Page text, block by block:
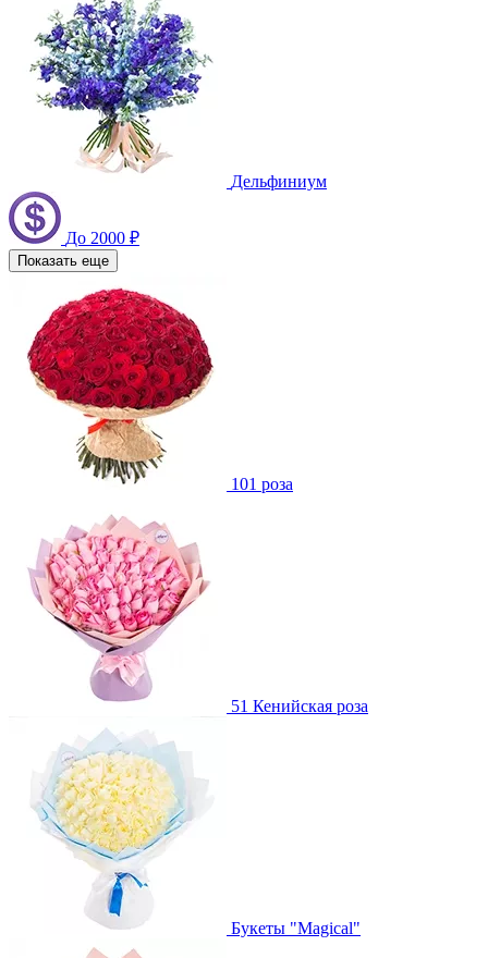
Дельфиниум
До 2000 ₽
Показать еще
101 роза
51 Кенийская роза
Букеты "Magical"